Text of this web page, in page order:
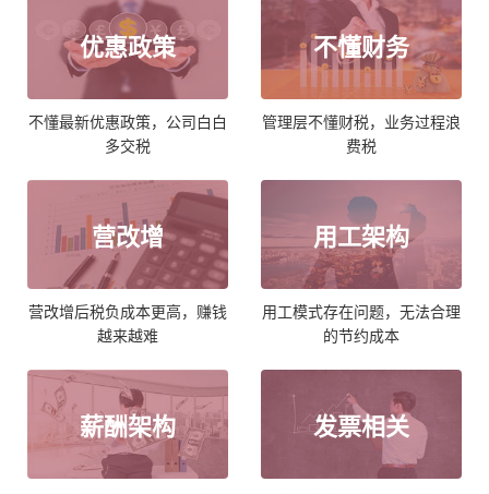
优惠政策
不懂最新优惠政策，公司白白
多交税
不懂财务
管理层不懂财税，业务过程浪
费税
营改增
营改增后税负成本更高，赚钱
越来越难
用工架构
用工模式存在问题，无法合理
的节约成本
薪酬架构 发票相关